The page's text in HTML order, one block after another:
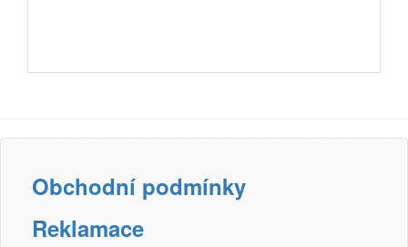
Obchodní podmínky
Reklamace